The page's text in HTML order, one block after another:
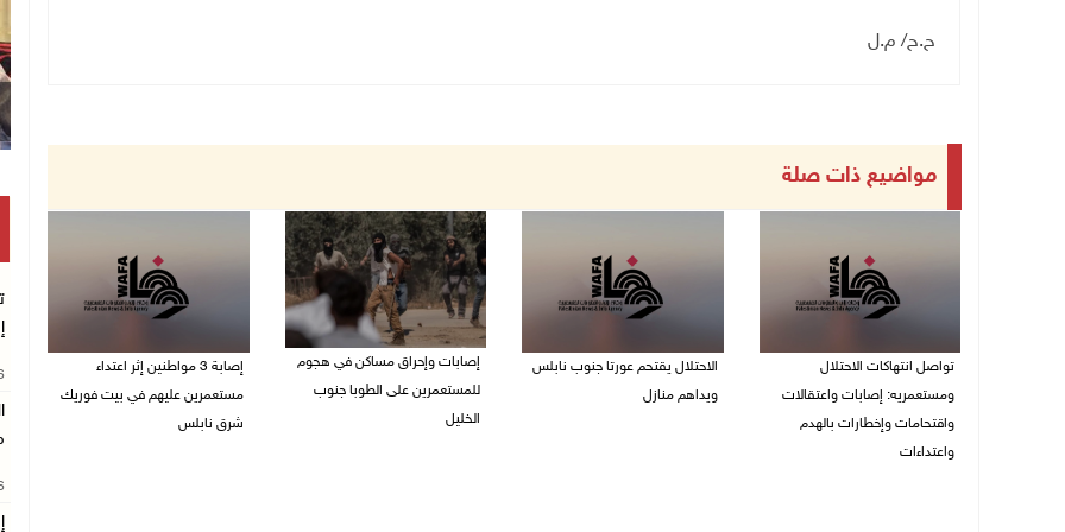
ح.ح/ م.ل
مواضيع ذات صلة
تواصل انتهاكات الاحتلال
ومستعمريه: إصابات واعتقالات
واقتحامات وإخطارات بالهدم
واعتداءات
الاحتلال يقتحم عورتا جنوب نابلس
ويداهم منازل
إصابات وإحراق مساكن في هجوم
للمستعمرين على الطوبا جنوب
الخليل
إصابة 3 مواطنين إثر اعتداء
مستعمرين عليهم في بيت فوريك
شرق نابلس